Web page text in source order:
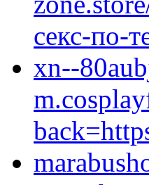
секс-по-
xn--